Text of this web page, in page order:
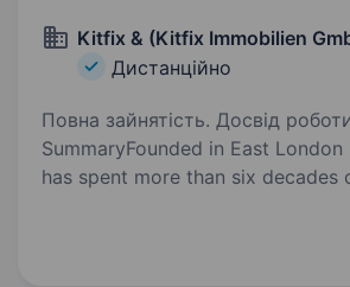
Kitfix & (Kitfix Immobilien
Дистанційно
Повна зайнятість. Досвід
SummaryFounded in East
has spent more than six decades